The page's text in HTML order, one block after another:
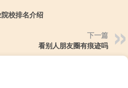
校排名介绍
下一篇
看别人朋友圈有痕迹吗